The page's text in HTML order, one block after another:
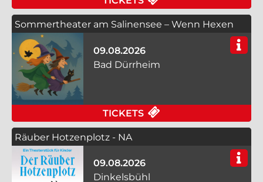
Sommertheater am Salinensee – Wenn Hexen
hexen
09.08.2026
Bad Dürrheim
TICKETS
Räuber Hotzenplotz - NA
09.08.2026
Dinkelsbühl